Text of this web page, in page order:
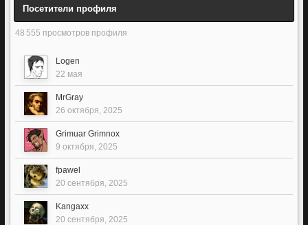
Посетители профиля
48 555 просмотров профиля
Logen
22 мая
MrGray
26 октября, 2025
Grimuar Grimnox
9 октября, 2025
fpawel
20 сентября, 2025
Kangaxx
20 сентября, 2025